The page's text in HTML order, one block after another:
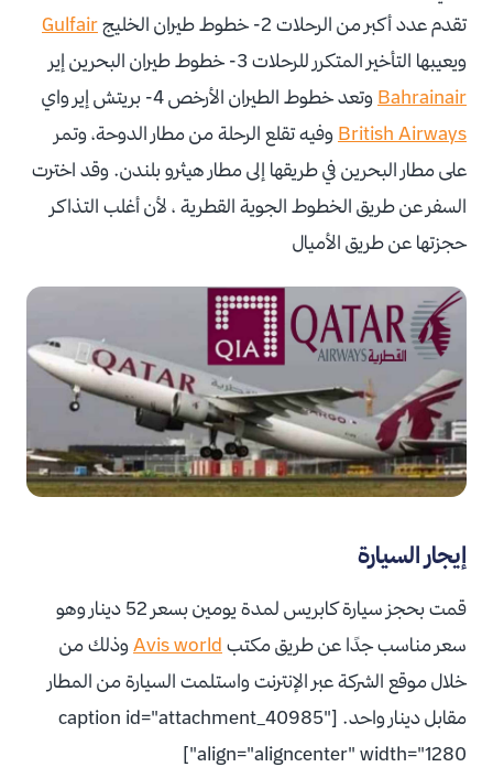
تقدم عدد أكبر من الرحلات 2- خطوط طيران الخليج
Gulfair
ويعيبها التأخير المتكرر للرحلات 3- خطوط طيران البحرين إير
Bahrainair وتعد خطوط الطيران الأرخص 4- بريتش إير واي
British Airways وفيه تقلع الرحلة من مطار الدوحة، وتمر
على مطار البحرين في طريقها إلى مطار هيثرو بلندن. وقد اخترت
السفر عن طريق الخطوط الجوية القطرية ، لأن أغلب التذاكر
حجزتها عن طريق الأميال
إيجار السيارة
قمت بحجز سيارة كابريس لمدة يومين بسعر 52 دينار وهو
سعر مناسب جدًا عن طريق مكتب Avis worldوذلك من
خلال موقع الشركة عبر الإنترنت واستلمت السيارة من المطار
مقابل دينار واحد. [caption id="attachment_40985"
align="aligncenter" width="1280"]